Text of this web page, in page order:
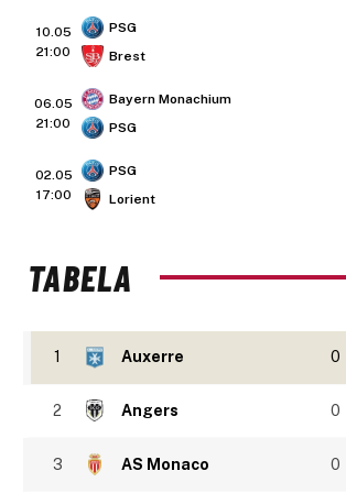
10.05
21:00
PSG
Brest
06.05
21:00
Bayern Monachium
PSG
02.05
17:00
PSG
Lorient
TABELA
1 Auxerre 0
2 Angers 0
3 AS Monaco 0